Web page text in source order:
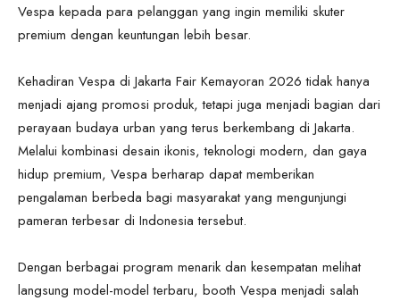
Vespa kepada para pelanggan yang ingin memiliki skuter
premium dengan keuntungan lebih besar.
Kehadiran Vespa di Jakarta Fair Kemayoran 2026 tidak hanya
menjadi ajang promosi produk, tetapi juga menjadi bagian dari
perayaan budaya urban yang terus berkembang di Jakarta.
Melalui kombinasi desain ikonis, teknologi modern, dan gaya
hidup premium, Vespa berharap dapat memberikan
pengalaman berbeda bagi masyarakat yang mengunjungi
pameran terbesar di Indonesia tersebut.
Dengan berbagai program menarik dan kesempatan melihat
langsung model-model terbaru, booth Vespa menjadi salah